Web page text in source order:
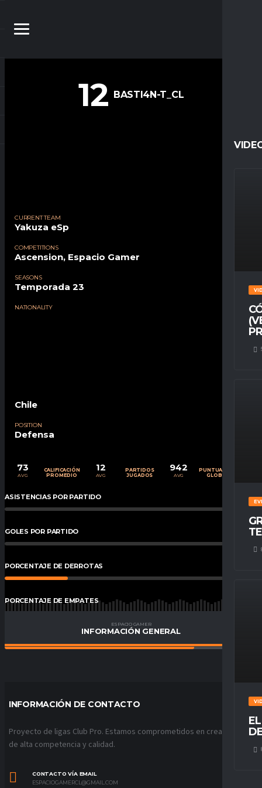
12 BASTI4N-T_CL
CURRENT TEAM
Yakuza eSp
COMPETITIONS
Ascension, Espacio Gamer
SEASONS
Temporada 23
NATIONALITY
Chile
POSITION
Defensa
73
AVG
CALIFICACIÓN
PROMEDIO
12
AVG
PARTIDOS
JUGADOS
942
AVG
PUNTUACIÓN
GLOBAL
ASISTENCIAS POR PARTIDO 0%
GOLES POR PARTIDO 0%
PORCENTAJE DE DERROTAS
PORCENTAJE DE EMPATES
PORCENTAJE DE VICTORIAS
ESPACIO GAMER
INFORMACIÓN GENERAL
INFORMACIÓN DE CONTACTO
Proyecto de ligas Club Pro. Estamos comprometidos en crear ligas
de alta competencia y calidad.
CONTACTO VÍA EMAIL
ESPACIOGAMERCL@GMAIL.COM